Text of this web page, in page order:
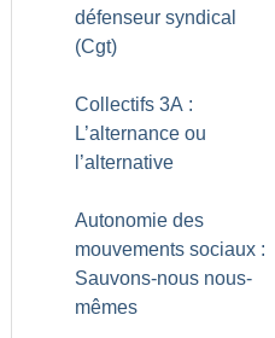
défenseur syndical
(Cgt)
Collectifs 3A :
L’alternance ou
l’alternative
Autonomie des
mouvements sociaux :
Sauvons-nous nous-
mêmes